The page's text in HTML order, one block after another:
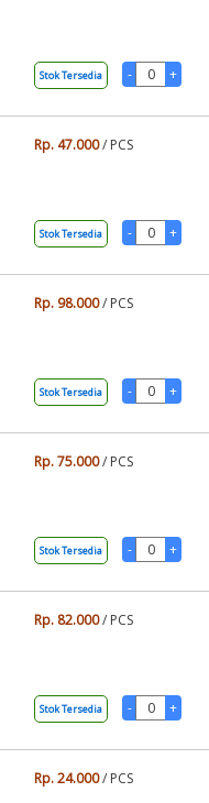
Stok Tersedia
Rp. 47.000/ PCS
Stok Tersedia
Rp. 98.000/ PCS
Stok Tersedia
Rp. 75.000/ PCS
Stok Tersedia
Rp. 82.000/ PCS
Stok Tersedia
Rp. 24.000/ PCS